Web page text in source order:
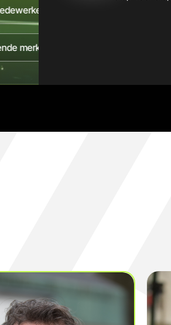
staan voor u klaar
Verschillende merken